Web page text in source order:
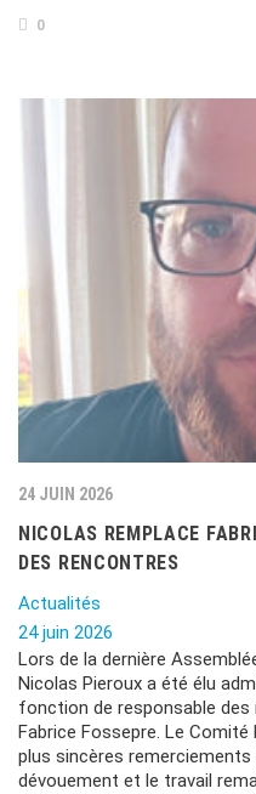
0
24 JUIN 2026
NICOLAS REMPLACE
DES RENCONTRES
Actualités
24 juin 2026
Lors de la dernière
Nicolas Pieroux a été élu
fonction de responsable des
Fabrice Fossepre. Le
plus sincères
dévouement et le travail